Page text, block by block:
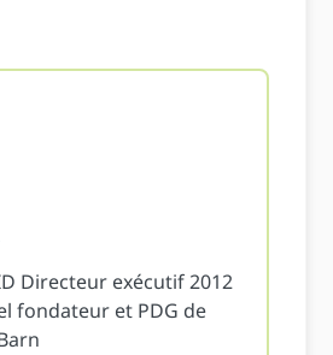
Directeur exécutif 2012
fondateur et PDG de